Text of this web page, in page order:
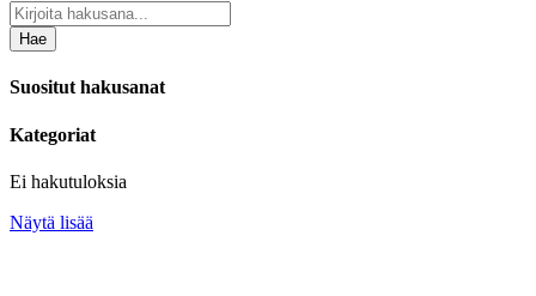
Hae
Suositut hakusanat
Kategoriat
Ei hakutuloksia
Näytä lisää